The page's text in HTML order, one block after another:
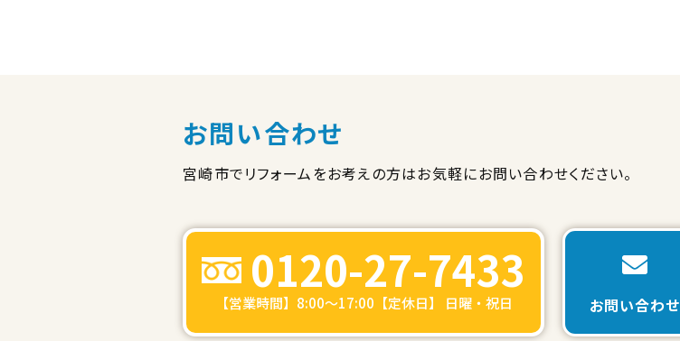
お問い合わせ
宮崎市でリフォームをお考えの方はお気軽にお問い合わせください。
0120-27-7433
【営業時間】8:00～17:00【定休日】 日曜・祝日 お問い合わせ